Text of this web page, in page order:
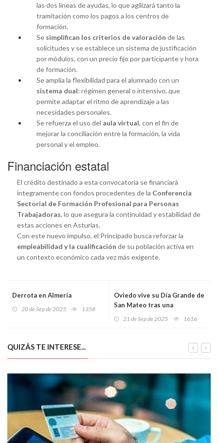
las dos líneas de ayudas, lo que agilizará tanto la
tramitación como los pagos a los centros de
formación.
Se simplifican los criterios de valoración de las
solicitudes y se establece un sistema de justificación
por módulos, con un precio fijo por participante y hora
de formación.
Se amplía la flexibilidad para el alumnado con un
sistema dual: régimen general o intensivo, que
permite adaptar el ritmo de aprendizaje a las
necesidades personales.
Se refuerza el uso del aula virtual, con el fin de
mejorar la conciliación entre la formación, la vida
personal y el empleo.
Financiación estatal
El crédito destinado a esta convocatoria se financiará
íntegramente con fondos procedentes de la Conferencia
Sectorial de Formación Profesional para Personas
Trabajadoras, lo que asegura la continuidad y estabilidad de
estas acciones en Asturias.
Con este nuevo impulso, el Principado busca reforzar la
empleabilidad y la cualificación de su población activa en
un contexto económico cada vez más exigente.
Derrota en Almería
20 de Sep de 2025 1358
Oviedo vive su Día Grande de
San Mateo tras una
fuegos artificiales
21 de Sep de 2025 1616
QUIZÁS TE INTERESE...